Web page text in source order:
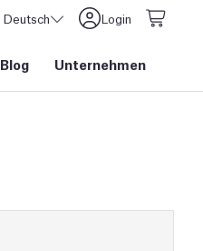
Deutsch Login
Blog Unternehmen